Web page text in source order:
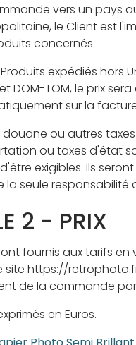
vers un pays
le Client est
concernés.
expédiés hors
DOM-TOM, le prix
sur la
douane ou autres
ou taxes d'état
exigibles. Ils
la seule responsabilité
2 - PRIX
fournis aux tarifs en
site https://
de la commande
en Euros.